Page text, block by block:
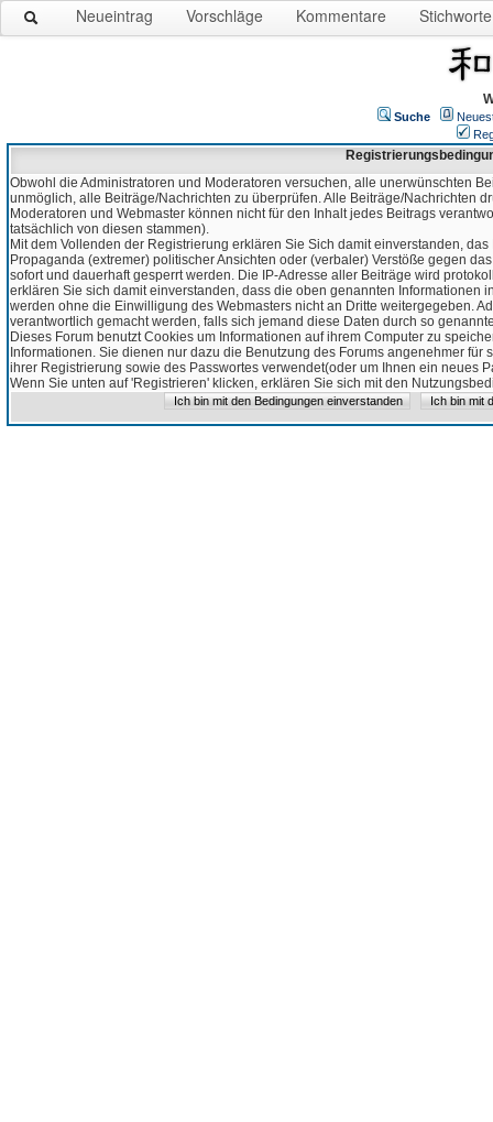
Neueintrag Vorschläge Kommentare Stichworte
Suche
Obwohl die Administratoren und Moderatoren versuchen, alle unerwünschten
unmöglich, alle Beiträge/Nachrichten zu überprüfen. Alle Beiträge/Nachrichten
Moderatoren und Webmaster können nicht für den Inhalt jedes Beitrags
tatsächlich von diesen stammen).
Mit dem Vollenden der Registrierung erklären Sie Sich damit einverstanden,
Propaganda (extremer) politischer Ansichten oder (verbaler) Verstöße gegen
sofort und dauerhaft gesperrt werden. Die IP-Adresse aller Beiträge wird
erklären Sie sich damit einverstanden, dass die oben genannten Informationen
werden ohne die Einwilligung des Webmasters nicht an Dritte weitergegeben.
verantwortlich gemacht werden, falls sich jemand diese Daten durch so
Dieses Forum benutzt Cookies um Informationen auf ihrem Computer zu
Informationen. Sie dienen nur dazu die Benutzung des Forums angenehmer
ihrer Registrierung sowie des Passwortes verwendet(oder um Ihnen ein neues
Wenn Sie unten auf 'Registrieren' klicken, erklären Sie sich mit den